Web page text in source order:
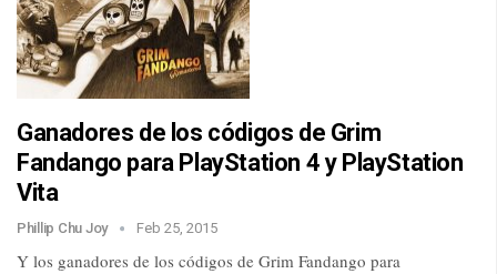
Ganadores de los códigos de Grim
Fandango para PlayStation 4 y PlayStation
Vita
Phillip Chu Joy Feb 25, 2015
Y los ganadores de los códigos de Grim Fandango para